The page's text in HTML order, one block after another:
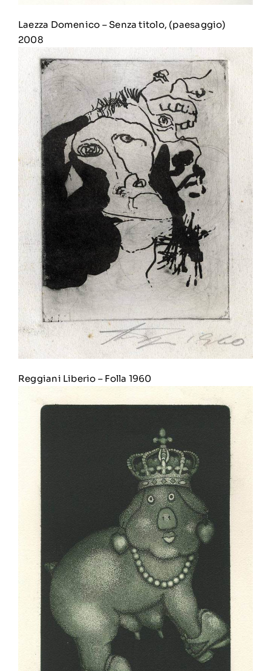
Laezza Domenico –Senza titolo, (paesaggio)
2008
Reggiani Liberio – Folla 1960